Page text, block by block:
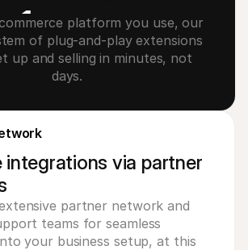
1
2
3
4
platform you use, our
of plug-and-play extensions
up and selling in minutes, not
days.
via partner
partner network and
teams for seamless
your business setup, at this